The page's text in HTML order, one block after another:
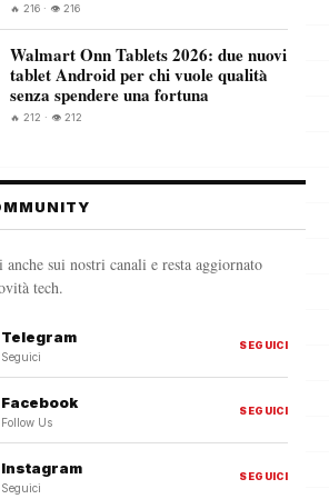
🔥 216 · 👁️ 216
Walmart Onn Tablets 2026: due nuovi
tablet Android per chi vuole qualità
senza spendere una fortuna
🔥 212 · 👁️ 212
anche sui nostri canali e resta aggiornato
tech.
Telegram
Seguici
SEGUICI
Facebook
Follow Us
SEGUICI
Instagram
Seguici
SEGUICI